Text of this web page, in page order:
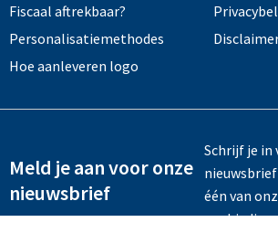
Fiscaal aftrekbaar?
Personalisatiemethodes
Hoe aanleveren logo
Meld je aan voor onze
nieuwsbrief
Schrijf je in
één van